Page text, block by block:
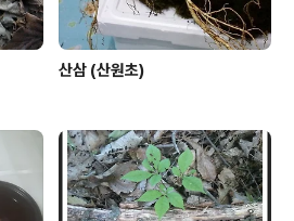
산삼 (산원초)